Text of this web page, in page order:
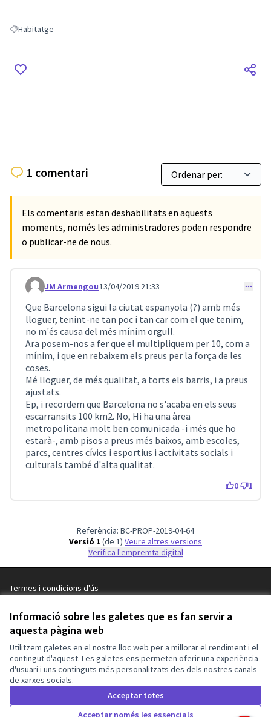
Informació sobre les galetes que es fan servir a
aquesta pàgina web
Utilitzem galetes en el nostre lloc web per a millorar el rendiment i el
contingut d'aquest. Les galetes ens permeten oferir una experiència
d'usuari i uns continguts més personalitzats des dels nostres canals
de xarxes socials.
Acceptar totes
Acceptar només les essencials
Resultats en filtrar per: Habitatge
Habitatge
1 comentari
Els comentaris estan deshabilitats en aquests
moments, només les administradores poden respondre
o publicar-ne de nous.
Comentari 46
JM Armengou13/04/2019 21:33
Que Barcelona sigui la ciutat espanyola (?) amb més
lloguer, tenint-ne tan poc i tan car com el que tenim,
no m'és causa del més mínim orgull.
Ara posem-nos a fer que el multipliquem per 10, com a
mínim, i que en rebaixem els preus per la força de les
coses.
Mé lloguer, de més qualitat, a torts els barris, i a preus
ajustats.
Ep, i recordem que Barcelona no s'acaba en els seus
escarransits 100 km2. No, Hi ha una àrea
metropolitana molt ben comunicada -i més que ho
estarà-, amb pisos a preus més baixos, amb escoles,
parcs, centres cívics i esportius i activitats socials i
culturals també d'alta qualitat.
0 1
Referència: BC-PROP-2019-04-64
Versió 1(de 1)
veure altres versions
Verifica l'empremta digital
Termes i condicions d'ús
Barcelona En Comú a X
(Enllaç extern)
Barcelona En Comú a Facebook
(Enllaç extern)
Barcelona En Comú a Instagram
(Enllaç extern)
(Enllaç extern)
Català
Triar la llenguaElegir el idioma
(Enllaç extern)
Web creada amb programari lliure.
(Enllaç extern)